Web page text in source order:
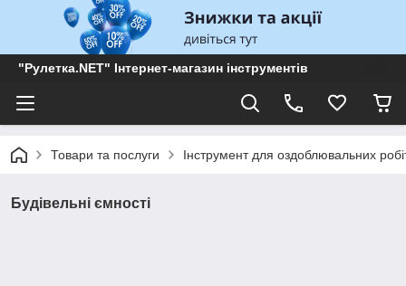
"Рулетка.NET" Інтернет-магазин інструментів
Товари та послуги Інструмент для оздоблювальних
Будівельні ємності